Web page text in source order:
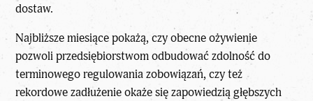
dostaw.
Najbliższe miesiące pokażą, czy obecne ożywienie
pozwoli przedsiębiorstwom odbudować zdolność do
terminowego regulowania zobowiązań, czy też
rekordowe zadłużenie okaże się zapowiedzią głębszych